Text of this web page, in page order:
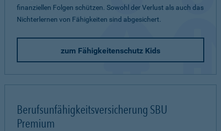
finanziellen Folgen schützen. Sowohl der Verlust als auch das
Nichterlernen von Fähigkeiten sind abgesichert.
zum Fähigkeitenschutz Kids
Berufsunfähigkeitsversicherung SBU
Premium